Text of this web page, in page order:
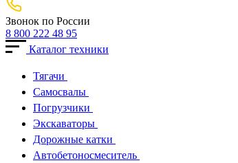
Звонок по России
8 800 222 48 95
Каталог техники
Тягачи
Cамосвалы
Погрузчики
Экскаваторы
Дорожные катки
Автобетоносмеситель